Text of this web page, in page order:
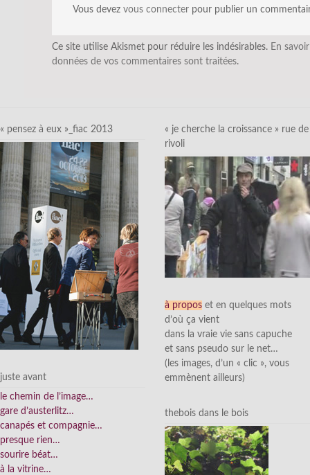
Vous devez vous connecter pour publier un
Ce site utilise Akismet pour réduire les indésirables. En
données de vos commentaires sont traitées.
« pensez à eux »_fiac 2013
juste avant
le chemin de l’image…
gare d’austerlitz…
canapés et compagnie…
presque rien…
sourire béat…
à la vitrine…
« je cherche la croissance » rue de
rivoli
à propos et en quelques mots
d’où ça vient
dans la vraie vie sans capuche
et sans pseudo sur le net…
(les images, d’un « clic », vous
emmènent ailleurs)
thebois dans le bois